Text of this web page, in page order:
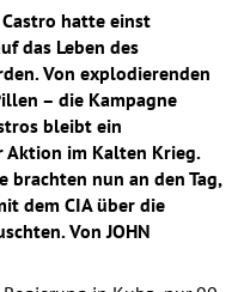
hatte einst
das Leben des
Von explodierenden
– die Kampagne
bleibt ein
im Kalten Krieg.
brachten nun an den Tag,
dem CIAüber die
Von JOHN